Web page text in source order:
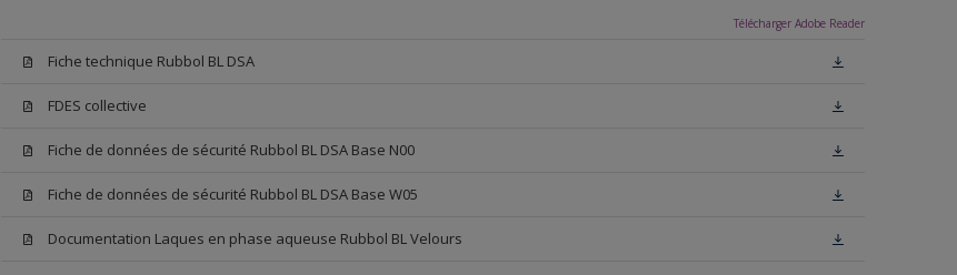
Télécharger Adobe Reader
Fiche technique Rubbol BL DSA
FDES collective
Fiche de données de sécurité Rubbol BL DSA Base N00
Fiche de données de sécurité Rubbol BL DSA Base W05
Documentation Laques en phase aqueuse Rubbol BL Velours